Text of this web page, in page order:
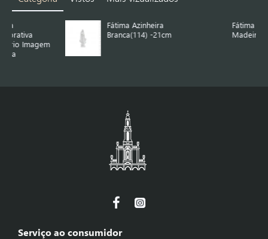
Fátima Azinheira
Branca(114) -21cm
Fátima Azinheira de
Madeira 1.05 m
Serviço ao consumidor